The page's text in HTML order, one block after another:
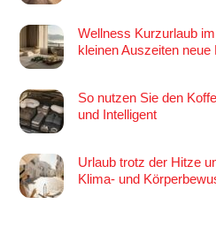
Wellness Kurzurlaub
kleinen Auszeiten neue
So nutzen Sie den
und Intelligent
Urlaub trotz der Hitze
Klima- und